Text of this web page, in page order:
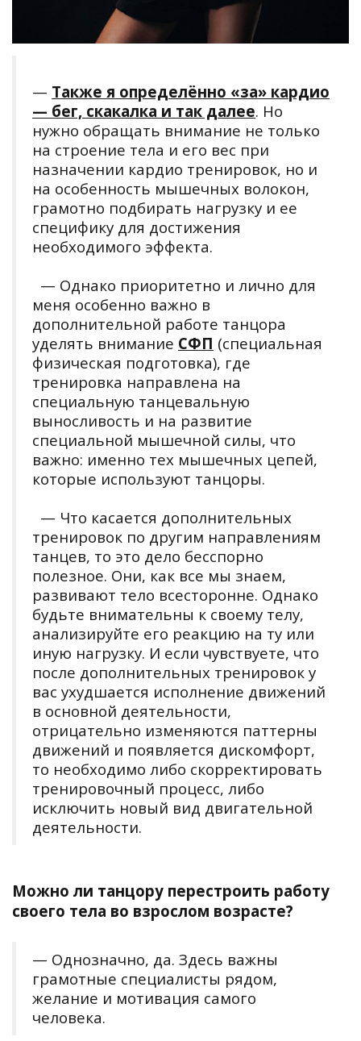
— Также я определённо «за» кардио
— бег, скакалка и так далее. Но
нужно обращать внимание не только
на строение тела и его вес при
назначении кардио тренировок, но и
на особенность мышечных волокон,
грамотно подбирать нагрузку и ее
специфику для достижения
необходимого эффекта.
— Однако приоритетно и лично для
меня особенно важно в
дополнительной работе танцора
уделять внимание СФП (специальная
физическая подготовка), где
тренировка направлена на
специальную танцевальную
выносливость и на развитие
специальной мышечной силы, что
важно: именно тех мышечных цепей,
которые используют танцоры.
— Что касается дополнительных
тренировок по другим направлениям
танцев, то это дело бесспорно
полезное. Они, как все мы знаем,
развивают тело всесторонне. Однако
будьте внимательны к своему телу,
анализируйте его реакцию на ту или
иную нагрузку. И если чувствуете, что
после дополнительных тренировок у
вас ухудшается исполнение движений
в основной деятельности,
отрицательно изменяются паттерны
движений и появляется дискомфорт,
то необходимо либо скорректировать
тренировочный процесс, либо
исключить новый вид двигательной
деятельности.
Можно ли танцору перестроить работу
своего тела во взрослом возрасте?
— Однозначно, да. Здесь важны
грамотные специалисты рядом,
желание и мотивация самого
человека.